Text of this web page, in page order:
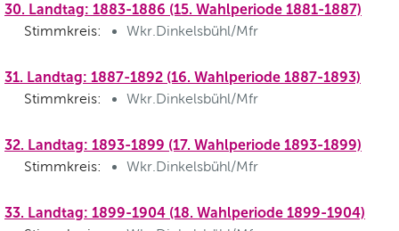
30. Landtag: 1883-1886 (15. Wahlperiode 1881-1887)
Stimmkreis: Wkr.Dinkelsbühl/Mfr
31. Landtag: 1887-1892 (16. Wahlperiode 1887-1893)
Stimmkreis: Wkr.Dinkelsbühl/Mfr
32. Landtag: 1893-1899 (17. Wahlperiode 1893-1899)
Stimmkreis: Wkr.Dinkelsbühl/Mfr
33. Landtag: 1899-1904 (18. Wahlperiode 1899-1904)